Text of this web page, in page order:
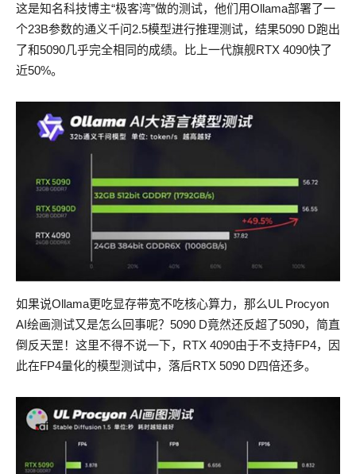
这是知名科技博主“极客湾”做的测试，他们用Ollama部署了一
个23B参数的通义千问2.5模型进行推理测试，结果5090 D跑出
了和5090几乎完全相同的成绩。比上一代旗舰RTX 4090快了
近50%。
如果说Ollama更吃显存带宽不吃核心算力，那么UL Procyon
AI绘画测试又是怎么回事呢？5090 D竟然还反超了5090，简直
倒反天罡！这里不得不说一下，RTX 4090由于不支持FP4，因
此在FP4量化的模型测试中，落后RTX 5090 D四倍还多。